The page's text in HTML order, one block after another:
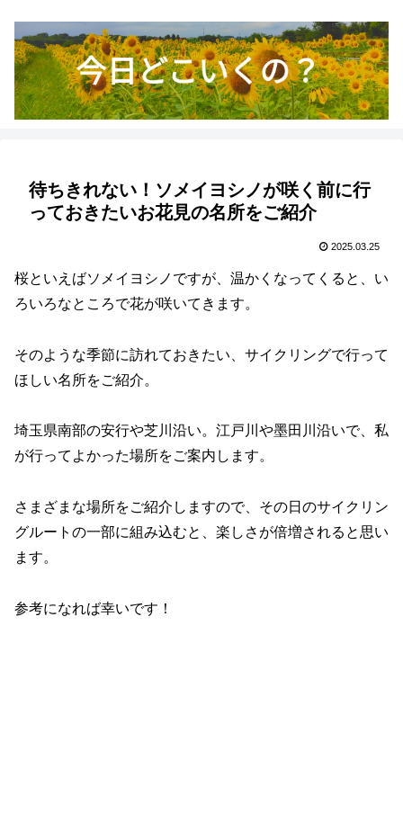
待ちきれない！ソメイヨシノが咲く前に行
っておきたいお花見の名所をご紹介
2025.03.25
桜といえばソメイヨシノですが、温かくなってくると、い
ろいろなところで花が咲いてきます。
そのような季節に訪れておきたい、サイクリングで行って
ほしい名所をご紹介。
埼玉県南部の安行や芝川沿い。江戸川や墨田川沿いで、私
が行ってよかった場所をご案内します。
さまざまな場所をご紹介しますので、その日のサイクリン
グルートの一部に組み込むと、楽しさが倍増されると思い
ます。
参考になれば幸いです！